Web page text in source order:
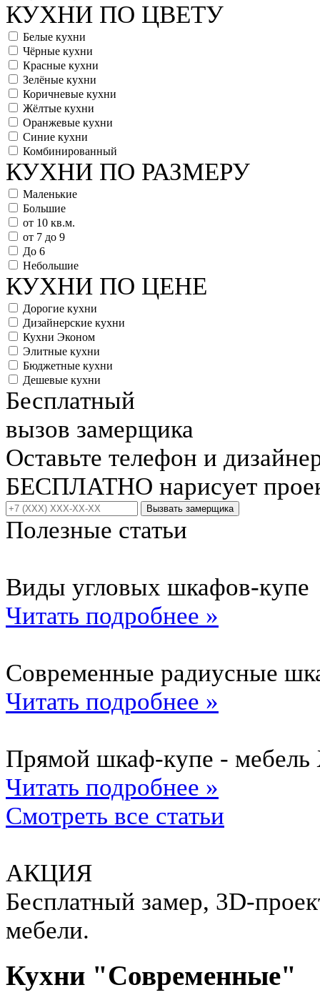
КУХНИ ПО ЦВЕТУ
Белые кухни
Чёрные кухни
Красные кухни
Зелёные кухни
Коричневые кухни
Жёлтые кухни
Оранжевые кухни
Синие кухни
Комбинированный
КУХНИ ПО РАЗМЕРУ
Маленькие
Большие
от 10 кв.м.
от 7 до 9
До 6
Небольшие
КУХНИ ПО ЦЕНЕ
Дорогие кухни
Дизайнерские кухни
Кухни Эконом
Элитные кухни
Бюджетные кухни
Дешевые кухни
Бесплатный
вызов замерщика
Оставьте телефон и
БЕСПЛАТНО нарисует
Вызвать замерщика
Полезные статьи
Виды угловых шкафов-купе
Читать подробнее »
Современные радиусные
Читать подробнее »
Прямой шкаф-купе - мебель
Читать подробнее »
Смотреть все статьи
АКЦИЯ
Бесплатный замер, 3D-
мебели.
Кухни "Современные"